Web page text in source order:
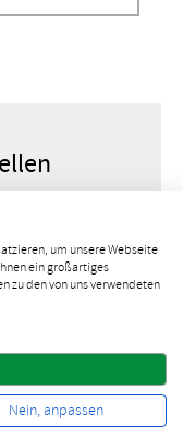
10% Rabatt sichern
um unsere Webseite
ein großartiges
zu den von uns verwendeten
Nein, anpassen